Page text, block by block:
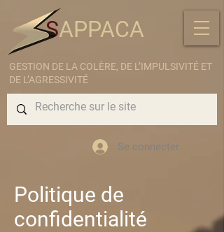
Se connecter
GESTION DE LA COLÈRE, DE L’IMPULSIVITÉ ET
DE L’AGRESSIVITÉ
SAPPACA
Politique de
confidentialité